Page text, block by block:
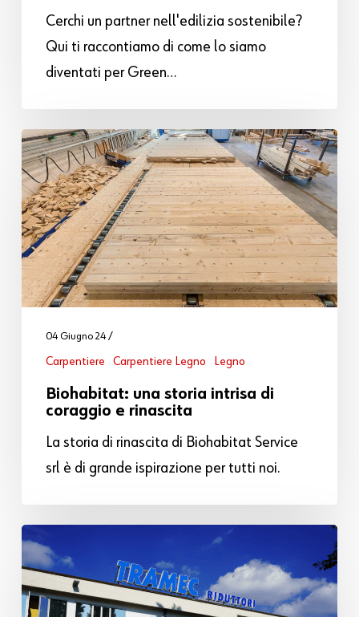
Cerchi un partner nell'edilizia sostenibile?
Qui ti raccontiamo di come lo siamo
diventati per Green…
04 Giugno 24
Carpentiere Carpentiere Legno Legno
Biohabitat: una storia intrisa di
coraggio e rinascita
La storia di rinascita di Biohabitat Service
srl è di grande ispirazione per tutti noi.